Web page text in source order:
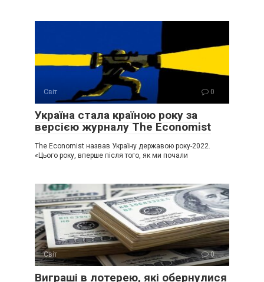
Світ 0
Україна стала країною року за
версією журналу The Economist
The Economist назвав Україну державою року-2022.
«Цього року, вперше після того, як ми почали
Світ 0
Виграші в лотерею, які обернулися